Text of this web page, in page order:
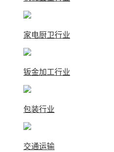
家电厨卫行业
钣金加工行业
包装行业
交通运输